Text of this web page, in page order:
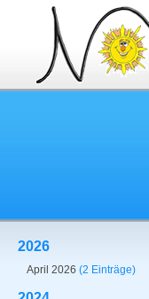
2026
April 2026 (2 Einträge)